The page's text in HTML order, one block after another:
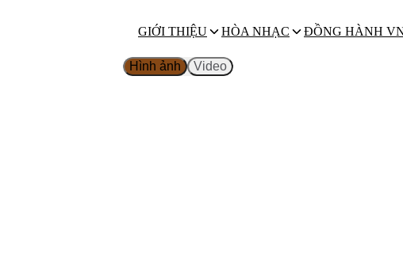
GIỚI THIỆU HÒA NHẠC ĐỒNG HÀNH
Hình ảnh Video